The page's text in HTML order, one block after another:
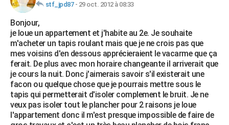
Essais
Réserver un essai
Citadines
Berlines
SUV
Forum auto
HIGH-TECH
Mobiles
Meilleur smartphone
Internet
Ordinateurs
Jeux vidéo
Guide high-tech
+
BRICOLAGE
Forum
Aménagement intérieur
Extérieur
Cuisine
Salle de bains
Jardinage
Rangement
WEEK-END
Guides de France
Escapades
Patrimoine
Expositions
Musées
Week-end nature
+LIFESTYLE
Art de vivre
Bien-être
Loisirs
Mode
Modes de vie
SANTE
Alimentation
Guide de la santé
Maladies
Médicaments
Sommeil
VOYAGE
stf_jpd87- 29 oct. 2012 à 08:33
Bonjour,
je loue un appartement et j'habite au 2e. Je souhaite
m'acheter un tapis roulant mais que je ne crois pas que
mes voisins d'en dessous apprécieraient le vacarme que ça
ferait. De plus avec mon horaire changeante il arriverait que
je cours la nuit. Donc j'aimerais savoir s'il existerait une
facon ou quelque chose que je pourrais mettre sous le
tapis qui permetterait d'isoler complement le bruit. Je ne
veux pas isoler tout le plancher pour 2 raisons je loue
l'appartement donc il m'est presque impossible de faire de